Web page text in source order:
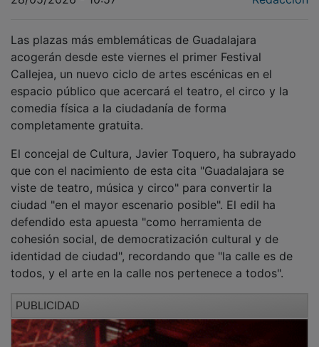
acogerán desde este viernes el primer Festival
Callejea, un nuevo ciclo de artes escénicas en el
espacio público que acercará el teatro, el circo y la
comedia física a la ciudadanía de forma
completamente gratuita.
que con el nacimiento de esta cita "Guadalajara se
viste de teatro, música y circo" para convertir la
ciudad "en el mayor escenario posible". El edil ha
defendido esta apuesta "como herramienta de
cohesión social, de democratización cultural y de
identidad de ciudad", recordando que "la calle es de
todos, y el arte en la calle nos pertenece a todos".